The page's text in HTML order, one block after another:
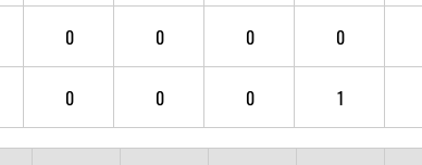
0 0 0 0
0 0 0 1